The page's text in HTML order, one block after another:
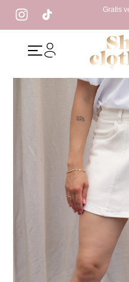
Gratis
Home/Kleding / Lucinda
Lucinda